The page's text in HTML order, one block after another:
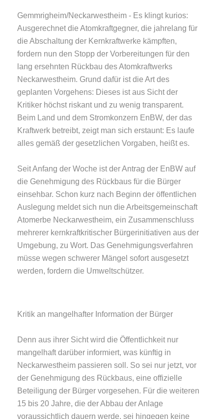
Gemmrigheim/Neckarwestheim - Es klingt kurios:
Ausgerechnet die Atomkraftgegner, die jahrelang für
die Abschaltung der Kernkraftwerke kämpften,
fordern nun den Stopp der Vorbereitungen für den
lang ersehnten Rückbau des Atomkraftwerks
Neckarwestheim. Grund dafür ist die Art des
geplanten Vorgehens: Dieses ist aus Sicht der
Kritiker höchst riskant und zu wenig transparent.
Beim Land und dem Stromkonzern EnBW, der das
Kraftwerk betreibt, zeigt man sich erstaunt: Es laufe
alles gemäß der gesetzlichen Vorgaben, heißt es.
Seit Anfang der Woche ist der Antrag der EnBW auf
die Genehmigung des Rückbaus für die Bürger
einsehbar. Schon kurz nach Beginn der öffentlichen
Auslegung meldet sich nun die Arbeitsgemeinschaft
Atomerbe Neckarwestheim, ein Zusammenschluss
mehrerer kernkraftkritischer Bürgerinitiativen aus der
Umgebung, zu Wort. Das Genehmigungsverfahren
müsse wegen schwerer Mängel sofort ausgesetzt
werden, fordern die Umweltschützer.
Kritik an mangelhafter Information der Bürger
Denn aus ihrer Sicht wird die Öffentlichkeit nur
mangelhaft darüber informiert, was künftig in
Neckarwestheim passieren soll. So sei nur jetzt, vor
der Genehmigung des Rückbaus, eine offizielle
Beteiligung der Bürger vorgesehen. Für die weiteren
15 bis 20 Jahre, die der Abbau der Anlage
voraussichtlich dauern werde, sei hingegen keine